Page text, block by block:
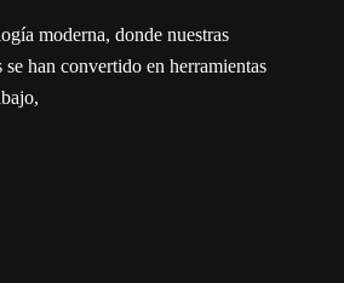
moderna, donde nuestras
se han convertido en herramientas